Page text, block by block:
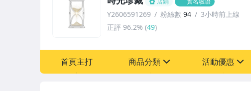
Y2606591269 粉絲數 94
3小時前上線
正評 96.2% (49)
首頁主打 商品分類 活動優惠